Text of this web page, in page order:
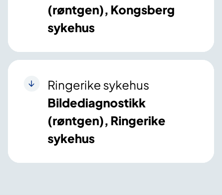
(røntgen), Kongsberg
sykehus
Ringerike sykehus
Bildediagnostikk
(røntgen), Ringerike
sykehus